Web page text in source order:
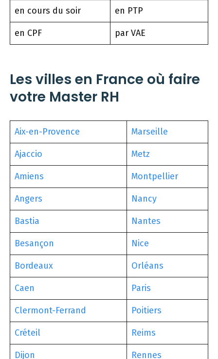
en cours du soir en PTP
en CPF par VAE
Les villes en France où faire
votre Master RH
Aix-en-Provence Marseille
Ajaccio Metz
Amiens Montpellier
Angers Nancy
Bastia Nantes
Besançon Nice
Bordeaux Orléans
Caen Paris
Clermont-Ferrand Poitiers
Créteil Reims
Dijon Rennes